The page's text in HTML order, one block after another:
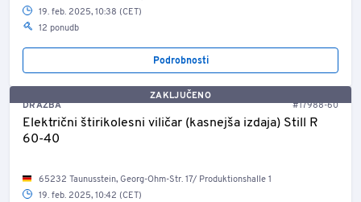
19. feb. 2025, 10:38 (CET)
12 ponudb
Podrobnosti
ZAKLJUČENO
DRAŽBA
#17988-60
Električni štirikolesni viličar (kasnejša izdaja) Still R
60-40
65232 Taunusstein, Georg-Ohm-Str. 17/ Produktionshalle 1
19. feb. 2025, 10:42 (CET)